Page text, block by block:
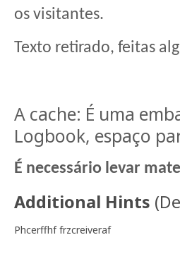
os visitantes.
Texto retirado, feitas
A cache: É uma
Logbook, espaço
É necessário levar
Additional Hints (
Phcerffhf frzcreiveraf